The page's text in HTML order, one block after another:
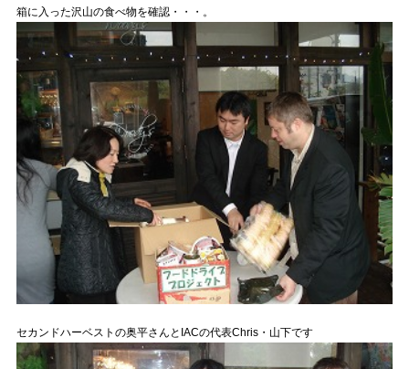
箱に入った沢山の食べ物を確認・・・。
セカンドハーベストの奥平さんとIACの代表Chris・山下です